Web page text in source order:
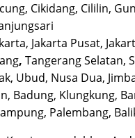
Cikidang, Cililin,
Jakarta Pusat,
, Tangerang Selatan,
Ubud, Nusa Dua,
Badung, Klungkung,
Palembang,